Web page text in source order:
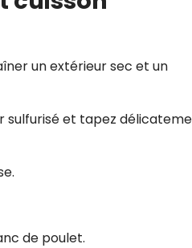
un extérieur sec et un
sulfurisé et tapez
de poulet.